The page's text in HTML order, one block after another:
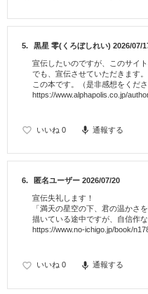
5. 黒星 零(くろぼしれい) 2026/07/
宣伝したいのですが、このサイ
でも、宣伝させていただきます。
この本です。（是非感想をくださ
https://www.alphapolis.co.jp/
いいね 0 通報する
6. 匿名ユーザー 2026/07/20
宣伝失礼します！
「満天の星空の下、君の温かさを
描いている途中ですが、自信作
https://www.no-ichigo.jp/book/
いいね 0 通報する